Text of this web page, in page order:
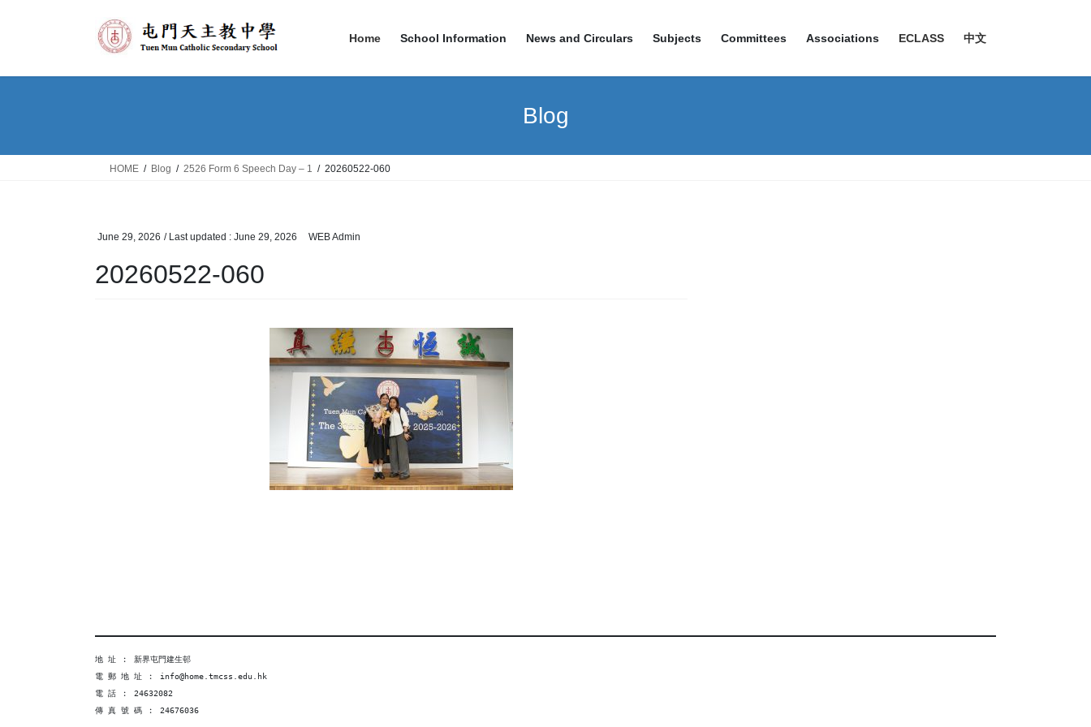
Home School Information News and Circulars Subjects Committees Associations ECLASS 中文
Blog
HOME Blog 2526 Form 6 Speech Day – 1 20260522-060
June 29, 2026 / Last updated : June 29, 2026 WEB Admin
20260522-060
地 址 ︰ 新界屯門建生邨
電 郵 地 址 ︰ info@home.tmcss.edu.hk
電 話 ︰ 24632082
傳 真 號 碼 ︰ 24676036